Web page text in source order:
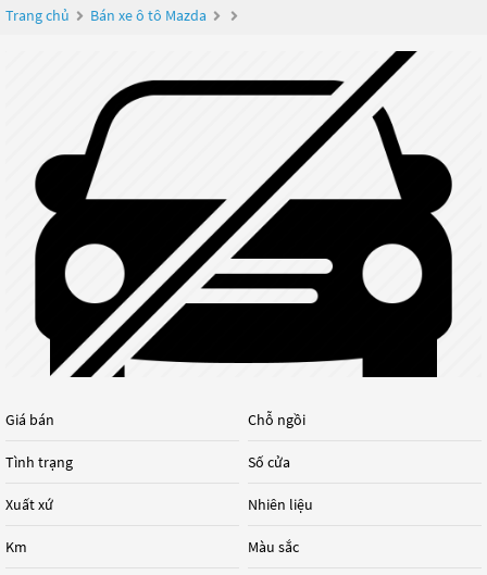
Trang chủ Bán xe ô tô Mazda
Giá bán
Tình trạng
Xuất xứ
Km
Chỗ ngồi
Số cửa
Nhiên liệu
Màu sắc